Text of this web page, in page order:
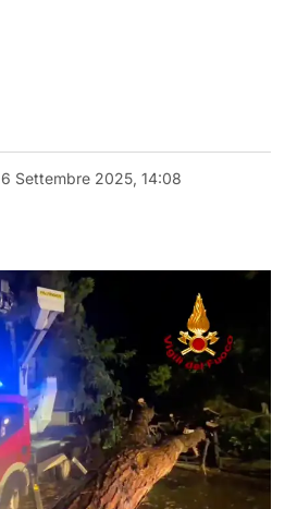
6 Settembre 2025, 14:08